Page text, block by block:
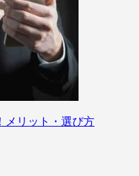
メリット・選び方